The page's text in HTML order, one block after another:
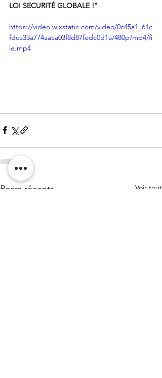
LOI SECURITÉ GLOBALE !"
https://video.wixstatic.com/video/0c45a1_61c
fdca33a774aaca03f8d87fedc0d1a/480p/mp4/fi
le.mp4
Posts récents Voir tout